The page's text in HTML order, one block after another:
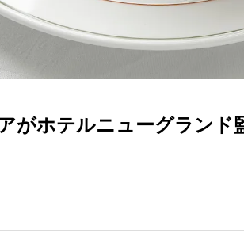
がホテルニューグランド